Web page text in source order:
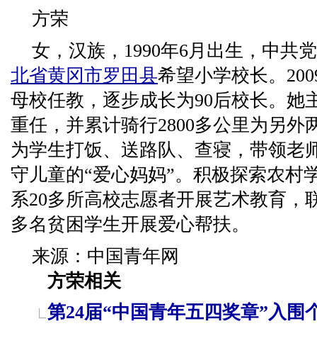
方荣
女，汉族，1990年6月出生，中共
北省黄冈市罗田县希望小学校长。
母校任教，逐步成长为90后校长。她
重任，并累计骑行2800多公里为另外
为学生打饭、送路队、查寝，带领老
守儿童的“爱心妈妈”。积极探索农村
系20多所高校志愿者开展艺术教育，
多名贫困学生开展爱心帮扶。
来源：中国青年网
方荣相关
第24届“中国青年五四奖章”入围